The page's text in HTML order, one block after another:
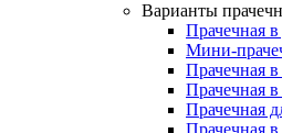
Варианты
Прачечная в
Мини-
Прачечная
Прачечная
Прачечная
Прачечная